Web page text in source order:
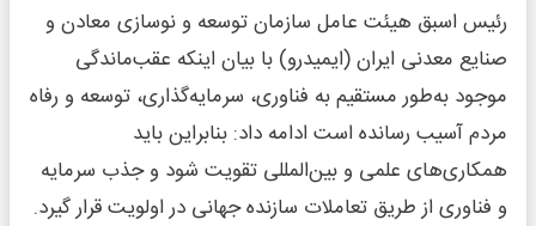
رئیس اسبق هیئت عامل سازمان توسعه و نوسازی معادن و
صنایع معدنی ایران (ایمیدرو) با بیان اینکه عقب‌ماندگی
موجود به‌طور مستقیم به فناوری، سرمایه‌گذاری، توسعه و رفاه
مردم آسیب رسانده است ادامه داد: بنابراین باید
همکاری‌های علمی و بین‌المللی تقویت شود و جذب سرمایه
و فناوری از طریق تعاملات سازنده جهانی در اولویت قرار گیرد.